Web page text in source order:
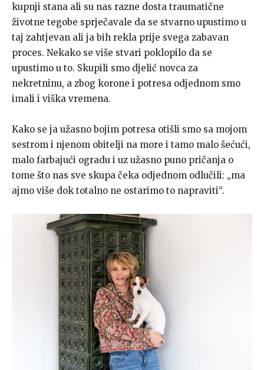
kupnji stana ali su nas razne dosta traumatične
životne tegobe sprječavale da se stvarno upustimo u
taj zahtjevan ali ja bih rekla prije svega zabavan
proces. Nekako se više stvari poklopilo da se
upustimo u to. Skupili smo djelić novca za
nekretninu, a zbog korone i potresa odjednom smo
imali i viška vremena.
Kako se ja užasno bojim potresa otišli smo sa mojom
sestrom i njenom obitelji na more i tamo malo šećući,
malo farbajući ogradu i uz užasno puno pričanja o
tome što nas sve skupa čeka odjednom odlučili: „ma
ajmo više dok totalno ne ostarimo to napraviti“.